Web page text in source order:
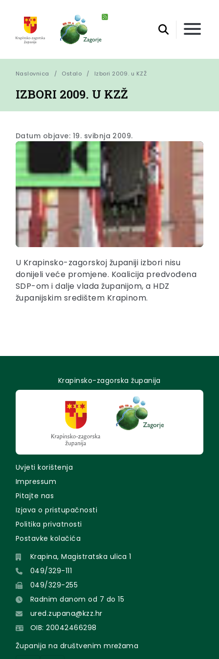
Naslovnica Ostalo Izbori 2009. u KZŽ
IZBORI 2009. U KZŽ
Datum objave: 19. svibnja 2009.
U Krapinsko-zagorskoj županiji izbori nisu
donijeli veće promjene. Koalicija predvođena
SDP-om i dalje vlada županijom, a HDZ
županijskim središtem Krapinom.
Krapinsko-zagorska županija
Uvjeti korištenja
Impressum
Pitajte nas
Izjava o pristupačnosti
Politika privatnosti
Postavke kolačića
Krapina, Magistratska ulica 1
049/329-111
049/329-255
Radnim danom od 7 do 15
ured.zupana@kzz.hr
OIB: 20042466298
Županija na društvenim mrežama